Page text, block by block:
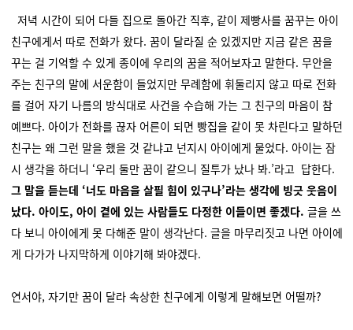
저녁 시간이 되어 다들 집으로 돌아간 직후, 같이 제빵사를 꿈꾸는 아이
친구에게서 따로 전화가 왔다. 꿈이 달라질 순 있겠지만 지금 같은 꿈을
꾸는 걸 기억할 수 있게 종이에 우리의 꿈을 적어보자고 말한다. 무안을
주는 친구의 말에 서운함이 들었지만 무례함에 휘둘리지 않고 따로 전화
를 걸어 자기 나름의 방식대로 사건을 수습해 가는 그 친구의 마음이 참
예쁘다. 아이가 전화를 끊자 어른이 되면 빵집을 같이 못 차린다고 말하던
친구는 왜 그런 말을 했을 것 같냐고 넌지시 아이에게 물었다. 아이는 잠
시 생각을 하더니 ‘우리 둘만 꿈이 같으니 질투가 났나 봐.’라고 답한다.
그 말을 듣는데 ‘너도 마음을 살필 힘이 있구나’라는 생각에 빙긋 웃음이
났다. 아이도, 아이 곁에 있는 사람들도 다정한 이들이면 좋겠다. 글을 쓰
다 보니 아이에게 못 다해준 말이 생각난다. 글을 마무리짓고 나면 아이에
게 다가가 나지막하게 이야기해 봐야겠다.
연서야, 자기만 꿈이 달라 속상한 친구에게 이렇게 말해보면 어떨까?